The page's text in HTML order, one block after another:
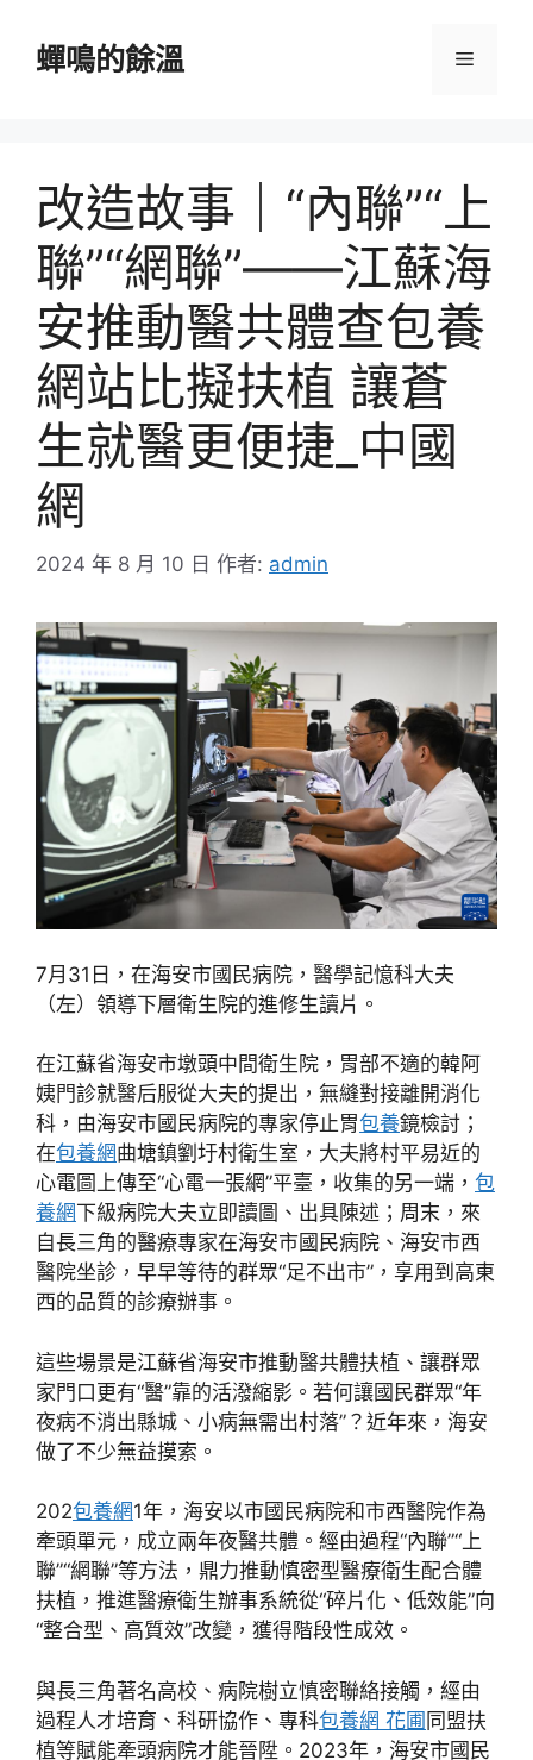
蟬鳴的餘溫 選
改造故事｜“內聯”“上
聯”“網聯”——江蘇海
安推動醫共體查包養
網站比擬扶植 讓蒼
生就醫更便捷_中國
網
2024 年 8 月 10 日 作者: admin
7月31日，在海安市國民病院，醫學記憶科大夫
（左）領導下層衛生院的進修生讀片。
在江蘇省海安市墩頭中間衛生院，胃部不適的韓阿
姨門診就醫后服從大夫的提出，無縫對接離開消化
科，由海安市國民病院的專家停止胃包養鏡檢討；
在包養網曲塘鎮劉圩村衛生室，大夫將村平易近的
心電圖上傳至“心電一張網”平臺，收集的另一端， 包
養網下級病院大夫立即讀圖、出具陳述；周末，來
自長三角的醫療專家在海安市國民病院、海安市西
醫院坐診，早早等待的群眾“足不出市”，享用到高東
西的品質的診療辦事。
這些場景是江蘇省海安市推動醫共體扶植、讓群眾
家門口更有“醫”靠的活潑縮影。若何讓國民群眾“年
夜病不消出縣城、小病無需出村落”？近年來，海安
做了不少無益摸索。
202包養網1年，海安以市國民病院和市西醫院作為
牽頭單元，成立兩年夜醫共體。經由過程“內聯”“上
聯”“網聯”等方法，鼎力推動慎密型醫療衛生配合體
扶植，推進醫療衛生辦事系統從“碎片化、低效能”向
“整合型、高質效”改變，獲得階段性成效。
與長三角著名高校、病院樹立慎密聯絡接觸，經由
過程人才培育、科研協作、專科包養網 花圃 同盟扶
植等賦能牽頭病院才能晉陞。2023年，海安市國民